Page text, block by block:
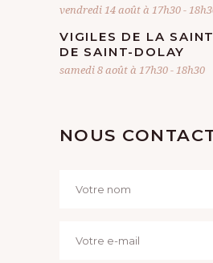
vendredi 14 août à 17h30-
VIGILES DE LA
DE SAINT-DOLAY
samedi 8 août à 17h30-18h30
NOUS